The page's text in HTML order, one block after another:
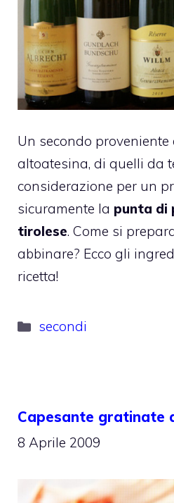
Un secondo
altoatesina, di quelli da
considerazione per un
sicuramente la punta di
tirolese. Come si
abbinare? Ecco gli
ricetta!
Categorie
secondi
Capesante gratinate
8 Aprile 2009